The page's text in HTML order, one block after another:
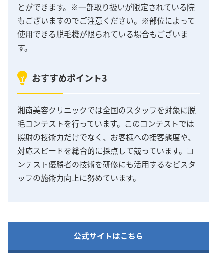
とができます。※一部取り扱いが限定されている院
もございますのでご注意ください。※部位によって
使用できる脱毛機が限られている場合もございま
す。
おすすめポイント3
湘南美容クリニックでは全国のスタッフを対象に脱
毛コンテストを行っています。このコンテストでは
照射の技術力だけでなく、お客様への接客態度や、
対応スピードを総合的に採点して競っています。コ
ンテスト優勝者の技術を研修にも活用するなどスタ
ッフの施術力向上に努めています。
公式サイトはこちら